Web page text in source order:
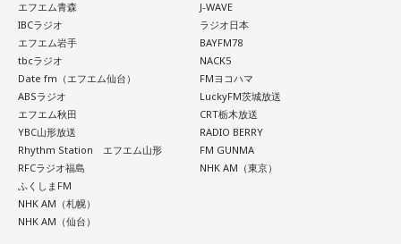
も教えてくれました。
さらに、「末廣ブルース」も外せない1軒です。建物のレトロ
感が魅力の豚串専門店で、「タンだとかハラミだとかハツ、
レバーとかを味わいながら、昔ながらの雰囲気が楽しめる」
と話します。「けっこうペッパーが強めで、かなりおいしい
豚串です」と太鼓判を押しました。
お気に入りのステーキ店を尋ねられると、ゴリさんは「エメ
ラルドです」と即答。なかでもプレミアムリブステーキにつ
いては、「脂の乗り方、柔らかさ、肉の質がもうレベルが違
「もっと面白いことがしたい！」という気持ちが未来を動か
します。今までのやり方にこだわらず、楽しそうな方へ進ん
でみると思わぬ展開が待っていそう。少し大胆なくらいで
OK。今日はこの夏やりたいことを一つ予定に書き込んでみ
て！
【5位】牡羊座（おひつじ座）
あなたの行動力が誰かの心に火をつける日。今日は周りの反
応を気にするより「私はこれがやりたい！」を大切にしてみ
て。あなたが楽しそうに動くほど仲間も集まってきそうで
す。今夜、明日すぐできる小さな一歩を決めてから寝てみて
エフエム青森
IBCラジオ
エフエム岩手
tbcラジオ
Date fm（エフエム仙台）
ABSラジオ
エフエム秋田
YBC山形放送
Rhythm Station エフエム山形
RFCラジオ福島
ふくしまFM
NHK AM（札幌）
NHK AM（仙台）
J-WAVE
ラジオ日本
BAYFM78
NACK5
FMヨコハマ
LuckyFM茨城放送
CRT栃木放送
RADIO BERRY
FM GUNMA
NHK AM（東京）